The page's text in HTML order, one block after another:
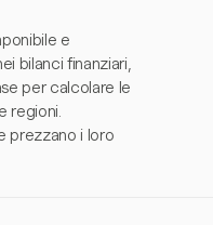
e
bilanci finanziari,
per calcolare le
regioni.
prezzano i loro